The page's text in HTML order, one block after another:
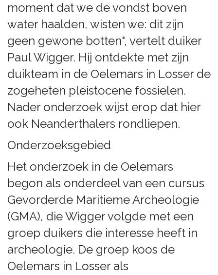
moment dat we de vondst boven
water haalden, wisten we: dit zijn
geen gewone botten", vertelt duiker
Paul Wigger. Hij ontdekte met zijn
duikteam in de Oelemars in Losser de
zogeheten pleistocene fossielen.
Nader onderzoek wijst erop dat hier
ook Neanderthalers rondliepen.
Onderzoeksgebied
Het onderzoek in de Oelemars
begon als onderdeel van een cursus
Gevorderde Maritieme Archeologie
(GMA), die Wigger volgde met een
groep duikers die interesse heeft in
archeologie. De groep koos de
Oelemars in Losser als